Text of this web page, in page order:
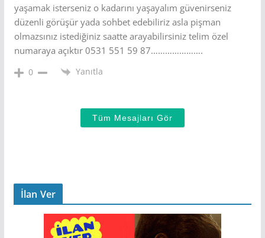
yaşamak isterseniz o kadarını yaşayalım güvenirseniz
düzenli görüşür yada sohbet edebiliriz asla pişman
olmazsınız istediğiniz saatte arayabilirsiniz telim özel
numaraya açıktır 0531 551 59 87………………….
0 Yanıtla
Tüm Mesajları Gör
İlan Ver